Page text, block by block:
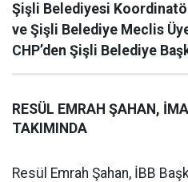
Şişli Belediyesi Koordinatör
ve Şişli Belediye Meclis
CHP’den Şişli Belediye
RESÜL EMRAH ŞAHAN,
TAKIMINDA
Resül Emrah Şahan, İBB